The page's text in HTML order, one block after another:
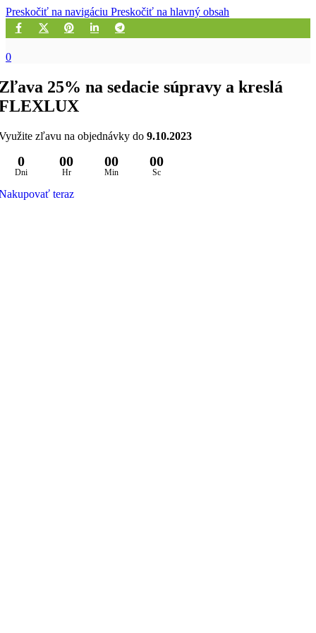
Preskočiť na navigáciu Preskočiť na hlavný obsah
0
25% na sedacie súpravy a kreslá
zľavu na objednávky do 9.10.2023
0
Dni
00
Hr
00
Min
00
Sc
teraz